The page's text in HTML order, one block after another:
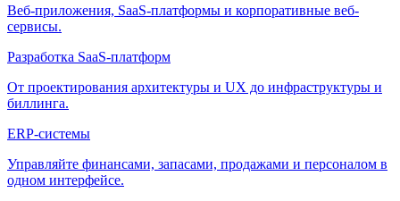
Веб-приложения, SaaS-платформы и корпоративные веб-
сервисы.
Разработка SaaS-платформ
От проектирования архитектуры и UX до инфраструктуры и
биллинга.
ERP-системы
Управляйте финансами, запасами, продажами и персоналом в
одном интерфейсе.